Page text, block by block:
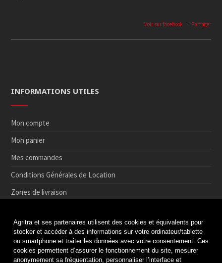
Voir sur facebook · Partager
INFORMATIONS UTILES
Mon compte
Mon panier
Mes commandes
Conditions Générales de Location
Zones de livraison
Paiement sécurisé
Médiation de la consommation
Agritra et ses partenaires utilisent des cookies et équivalents pour
stocker et accéder à des informations sur votre ordinateur/tablette
ou smartphone et traiter les données avec votre consentement. Ces
cookies permettent d’assurer le fonctionnement du site, mesurer
anonymement sa fréquentation, personnaliser l’interface et